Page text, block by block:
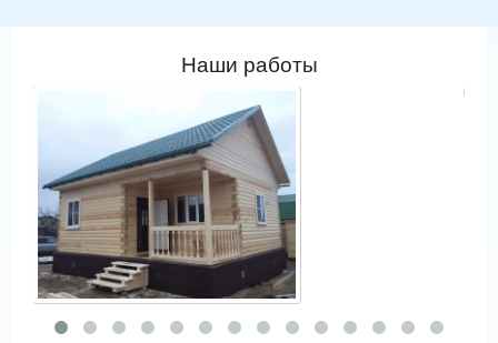
Наши работы